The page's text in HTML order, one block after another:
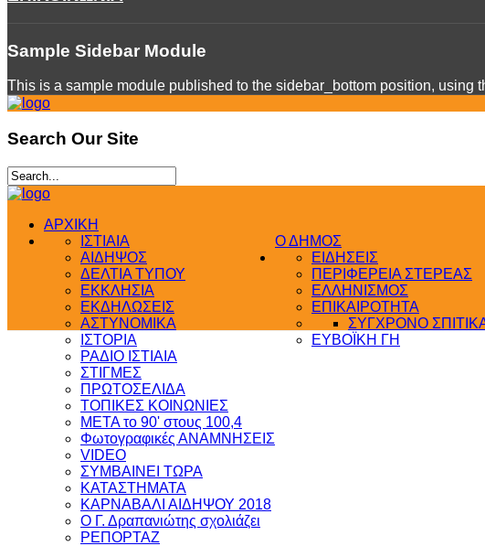
Sample Sidebar Module
This is a sample module published to the sidebar_bottom position,
Search Our Site
ΑΡΧΙΚΗ
Ο ΔΗΜΟΣ
ΙΣΤΙΑΙΑ
ΑΙΔΗΨΟΣ
ΔΕΛΤΙΑ ΤΥΠΟΥ
ΕΚΚΛΗΣΙΑ
ΕΚΔΗΛΩΣΕΙΣ
ΑΣΤΥΝΟΜΙΚΑ
ΙΣΤΟΡΙΑ
ΡΑΔΙΟ ΙΣΤΙΑΙΑ
ΣΤΙΓΜΕΣ
ΠΡΩΤΟΣΕΛΙΔΑ
ΤΟΠΙΚΕΣ ΚΟΙΝΩΝΙΕΣ
ΜΕΤΑ το 90' στους 100,4
Φωτογραφικές ΑΝΑΜΝΗΣΕΙΣ
VIDEO
ΣΥΜΒΑΙΝΕΙ ΤΩΡΑ
ΚΑΤΑΣΤΗΜΑΤΑ
ΚΑΡΝΑΒΑΛΙ ΑΙΔΗΨΟΥ 2018
Ο Γ. Δραπανιώτης σχολιάζει
ΡΕΠΟΡΤΑΖ
ΕΙΔΗΣΕΙΣ
ΠΕΡΙΦΕΡΕΙΑ ΣΤΕΡΕΑΣ
ΕΛΛΗΝΙΣΜΟΣ
ΕΠΙΚΑΙΡΟΤΗΤΑ
ΣΥΓΧΡΟΝΟ ΣΠΙΤΙ
ΕΥΒΟΪΚΗ ΓΗ